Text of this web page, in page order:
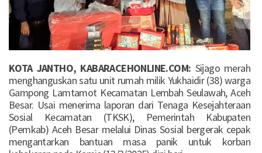
KOTA JANTHO, KABARACEHONLINE.COM: Sijago merah
menghanguskan satu unit rumah milik Yukhaidir (38) warga
Gampong Lamtamot Kecamatan Lembah Seulawah, Aceh
Besar. Usai menerima laporan dari Tenaga Kesejahteraan
Sosial Kecamatan (TKSK), Pemerintah Kabupaten
(Pemkab) Aceh Besar melalui Dinas Sosial bergerak cepak
mengantarkan bantuan masa panik untuk korban